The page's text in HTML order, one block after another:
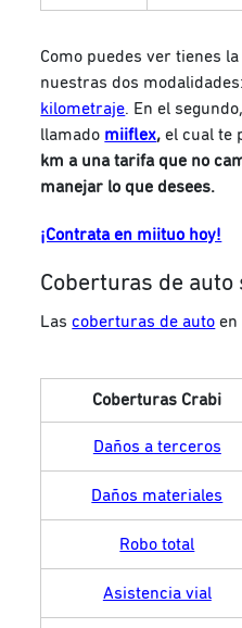
Como puedes ver tienes
nuestras dos
kilometraje. En el
llamado miiflex, el cual te
km a una tarifa que no
manejar lo que desees.
¡Contrata en miituo hoy!
Coberturas de auto
Lascoberturas de auto en
Coberturas Crabi
Daños a terceros
Daños materiales
Robo total
Asistencia vial